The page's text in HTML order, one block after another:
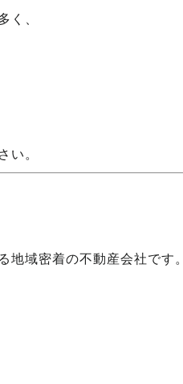
く、
い。
地域密着の不動産会社です。